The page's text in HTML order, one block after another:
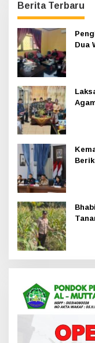
Berita Terbaru
Dua